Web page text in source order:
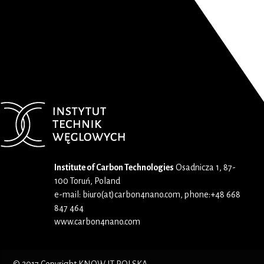
Institute of Carbon Technologies Osadnicza 1, 87-
100 Toruń, Poland
e-mail: biuro(at)carbon4nano.com, phone:+48 668
847 464
www.carbon4nano.com